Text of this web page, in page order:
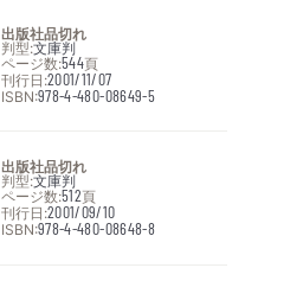
出版社品切れ
判型:文庫判
ページ数:544頁
刊行日:2001/11/07
ISBN:978-4-480-08649-5
出版社品切れ
判型:文庫判
ページ数:512頁
刊行日:2001/09/10
ISBN:978-4-480-08648-8